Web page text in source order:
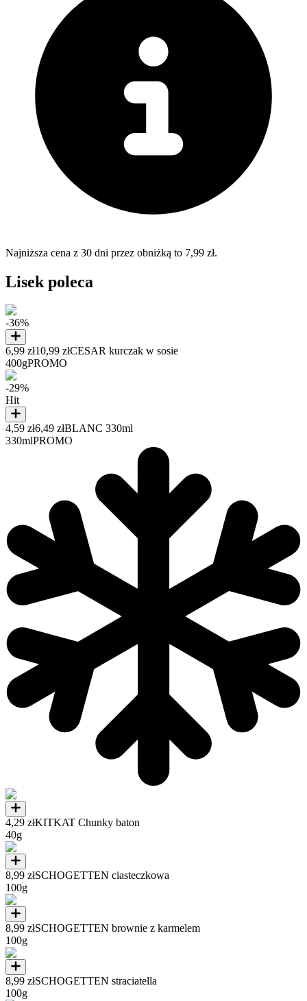
Najniższa cena z 30 dni przez obniżką to 7,99 zł.
Lisek poleca
-36%
6,99 zł10,99 złCESAR kurczak w sosie
400gPROMO
-29%
Hit
4,59 zł6,49 złBLANC 330ml
330mlPROMO
4,29 złKITKAT Chunky baton
40g
8,99 złSCHOGETTEN ciasteczkowa
100g
8,99 złSCHOGETTEN brownie z karmelem
100g
8,99 złSCHOGETTEN straciatella
100g